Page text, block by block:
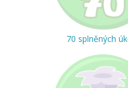
70 splněných